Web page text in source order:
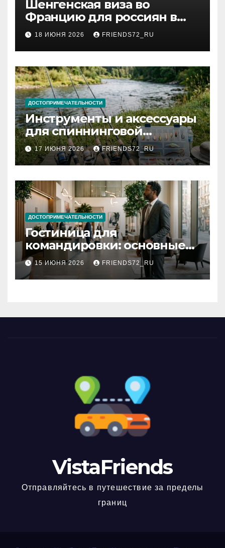
Шенгенская виза во
Францию для россиян в
2026 году: сроки от 3 дней
и список необходимых
документов
18 ИЮНЯ 2026 FRIENDS72_RU
ДОСТОПРИМЕЧАТЕЛЬНОСТИ
Инструменты и аксессуары
для спиннинговой
рыбалки: назначение и
типы
17 ИЮНЯ 2026 FRIENDS72_RU
ДОСТОПРИМЕЧАТЕЛЬНОСТИ
Гостиница для
командировки: основные
критерии выбора
15 ИЮНЯ 2026 FRIENDS72_RU
VistaFriends
Отправляйтесь в путешествие за пределы
границ